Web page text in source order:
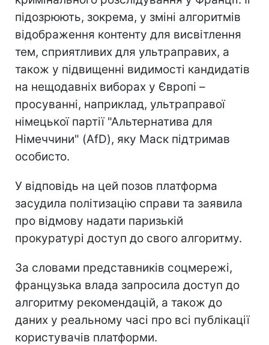
підозрюють, зокрема, у зміні алгоритмів
відображення контенту для висвітлення
тем, сприятливих для ультраправих, а
також у підвищенні видимості кандидатів
на нещодавніх виборах у Європі –
просуванні, наприклад, ультраправої
німецької партії "Альтернатива для
Німеччини" (AfD), яку Маск підтримав
особисто.
У відповідь на цей позов платформа
засудила політизацію справи та заявила
про відмову надати паризькій
прокуратурі доступ до свого алгоритму.
За словами представників соцмережі,
французька влада запросила доступ до
алгоритму рекомендацій, а також до
даних у реальному часі про всі публікації
користувачів платформи.